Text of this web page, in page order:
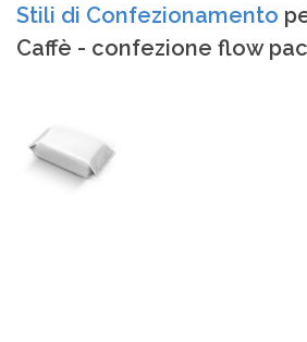
Stili di Confezionamento
Caffè - confezione flow